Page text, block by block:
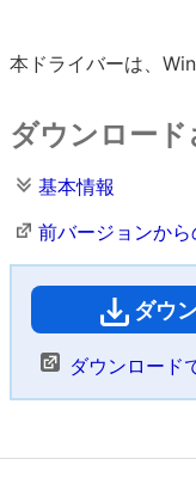
本ドライバーは、
ダウンロー
基本情報
前バージョンから
ダウ
ダウンロード